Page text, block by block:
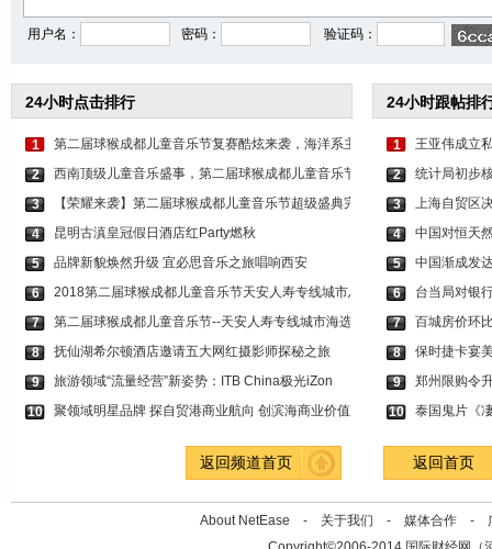
用户名： 密码： 验证码：
24小时点击排行
1
第二届球猴成都儿童音乐节复赛酷炫来袭，海洋系主
2
西南顶级儿童音乐盛事，第二届球猴成都儿童音乐节
3
【荣耀来袭】第二届球猴成都儿童音乐节超级盛典完
4
昆明古滇皇冠假日酒店红Party燃秋
5
品牌新貌焕然升级 宜必思音乐之旅唱响西安
6
2018第二届球猴成都儿童音乐节天安人寿专线城市总
7
第二届球猴成都儿童音乐节--天安人寿专线城市海选
8
抚仙湖希尔顿酒店邀请五大网红摄影师探秘之旅
9
旅游领域“流量经营”新姿势：ITB China极光iZon
10
聚领域明星品牌 探自贸港商业航向 创滨海商业价值
24小时跟帖排
1
王亚伟成立
2
统计局初步
3
上海自贸区
4
中国对恒天
5
中国渐成发
6
台当局对银
7
百城房价环
8
保时捷卡宴
9
郑州限购令
10
泰国鬼片《
返回频道首页 返回首页
About NetEase - 关于我们 - 媒体合作 -